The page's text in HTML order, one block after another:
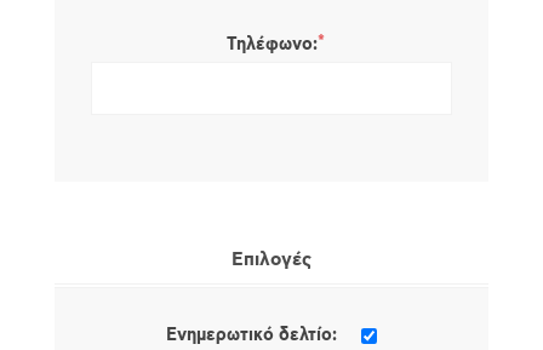
Τηλέφωνο:*
Επιλογές
Ενημερωτικό δελτίο: